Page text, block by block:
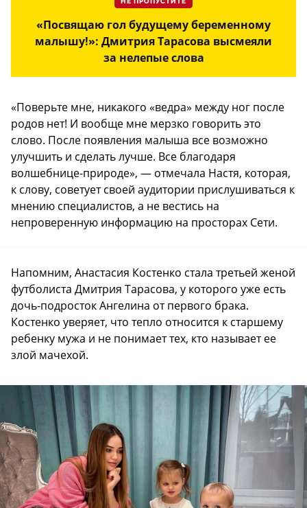
«Посвящаю гол будущему беременному
малышу!»: Дмитрия Тарасова высмеяли
за нелепые слова
«Поверьте мне, никакого «ведра» между ног после
родов нет! И вообще мне мерзко говорить это
слово. После появления малыша все возможно
улучшить и сделать лучше. Все благодаря
волшебнице-природе», — отмечала Настя, которая,
к слову, советует своей аудитории прислушиваться к
мнению специалистов, а не вестись на
непроверенную информацию на просторах Сети.
Напомним, Анастасия Костенко стала третьей женой
футболиста Дмитрия Тарасова, у которого уже есть
дочь-подросток Ангелина от первого брака.
Костенко уверяет, что тепло относится к старшему
ребенку мужа и не понимает тех, кто называет ее
злой мачехой.